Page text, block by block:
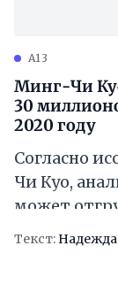
A13
Минг-Чи
30
2020 году
Согласно
Чи Куо,
может
порядка 20-
Текст: